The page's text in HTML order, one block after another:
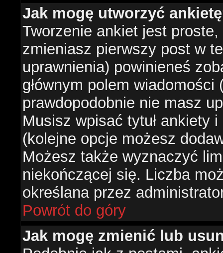
Jak mogę utworzyć
Tworzenie ankiet jest
zmieniasz pierwszy post w
uprawnienia) powinieneś
głównym polem
prawdopodobnie nie masz
Musisz wpisać tytuł ankiety
(kolejne opcje możesz
Możesz także wyznaczyć
niekończącej się. Liczba
określana przez
Powrót do góry
Jak mogę zmienić lub